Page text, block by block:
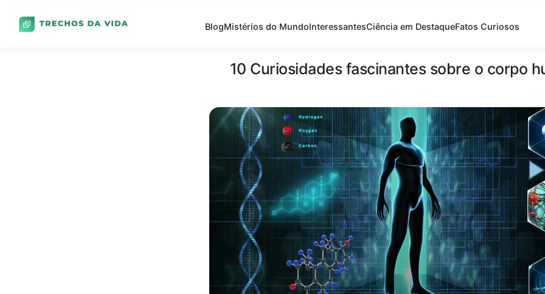
BlogMistérios do MundoInteressantesCiência em DestaqueFatos Curiosos
10 Curiosidades fascinantes sobre o corpo